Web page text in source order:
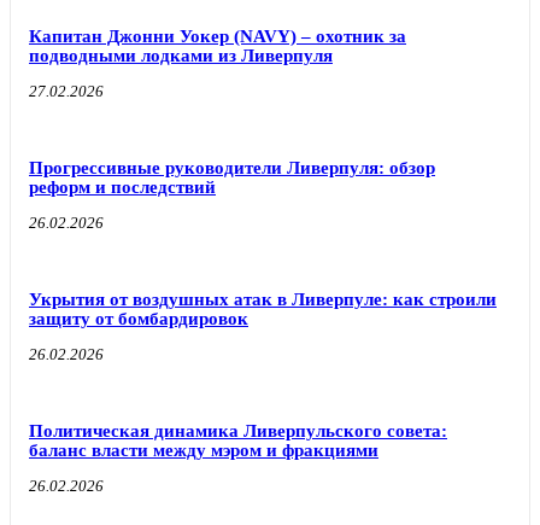
Капитан Джонни Уокер (NAVY) – охотник за
подводными лодками из Ливерпуля
27.02.2026
Прогрессивные руководители Ливерпуля: обзор
реформ и последствий
26.02.2026
Укрытия от воздушных атак в Ливерпуле: как строили
защиту от бомбардировок
26.02.2026
Политическая динамика Ливерпульского совета:
баланс власти между мэром и фракциями
26.02.2026